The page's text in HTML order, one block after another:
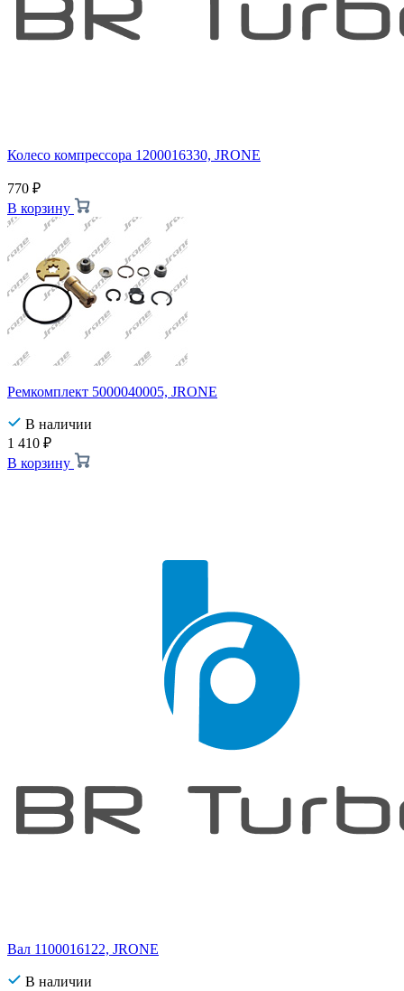
Колесо компрессора 1200016330, JRONE
770 ₽
В корзину
Ремкомплект 5000040005, JRONE
В наличии
1 410 ₽
В корзину
Вал 1100016122, JRONE
В наличии